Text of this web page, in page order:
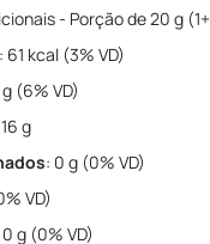
- Porção de 20 g
: 61 kcal (3% VD)
g (6% VD)
g
: 0 g (0% VD)
VD)
0 g (0% VD)